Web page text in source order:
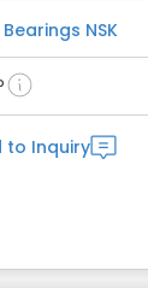
NSK
to Inquiry